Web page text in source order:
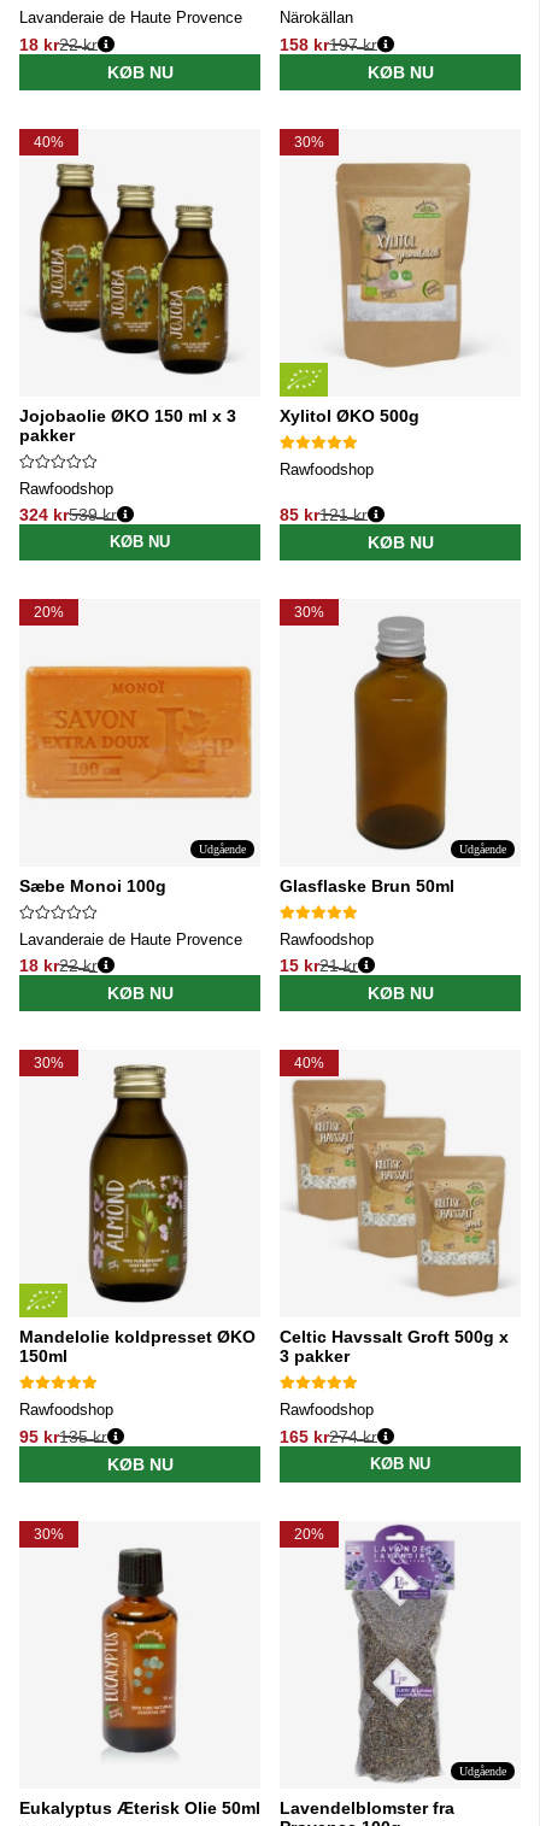
Lavanderaie de Haute Provence
18 kr
Normalpris:
22 kr
KØB NU
Närokällan
158 kr
Normalpris:
197 kr
KØB NU
40%
Jojobaolie ØKO 150 ml x 3
pakker
Rawfoodshop
324 kr
Normalpris:
539 kr
KØB NU
30%
Xylitol ØKO 500g
Rawfoodshop
85 kr
Normalpris:
121 kr
KØB NU
20%
Udgående
Sæbe Monoi 100g
Lavanderaie de Haute Provence
18 kr
Normalpris:
22 kr
KØB NU
30%
Udgående
Glasflaske Brun 50ml
Rawfoodshop
15 kr
Normalpris:
21 kr
KØB NU
30%
Mandelolie koldpresset ØKO
150ml
Rawfoodshop
95 kr
Normalpris:
135 kr
KØB NU
40%
Celtic Havssalt Groft 500g x
3 pakker
Rawfoodshop
165 kr
Normalpris:
274 kr
KØB NU
30%
Eukalyptus Æterisk Olie 50ml
20%
Udgående
Lavendelblomster fra